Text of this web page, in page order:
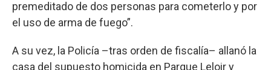
premeditado de dos personas para cometerlo y por
el uso de arma de fuego”.
A su vez, la Policía –tras orden de fiscalía– allanó la
casa del supuesto homicida en Parque Leloir y